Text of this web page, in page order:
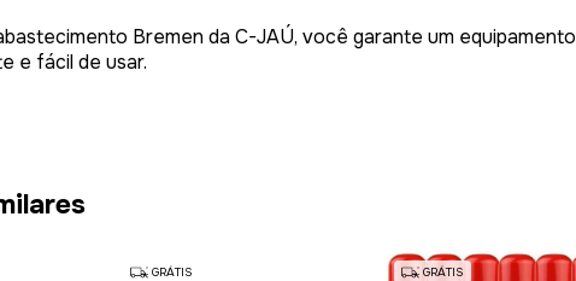
Bremen da C-JAÚ, você garante um equipamento
e fácil de usar.
GRÁTIS GRÁTIS